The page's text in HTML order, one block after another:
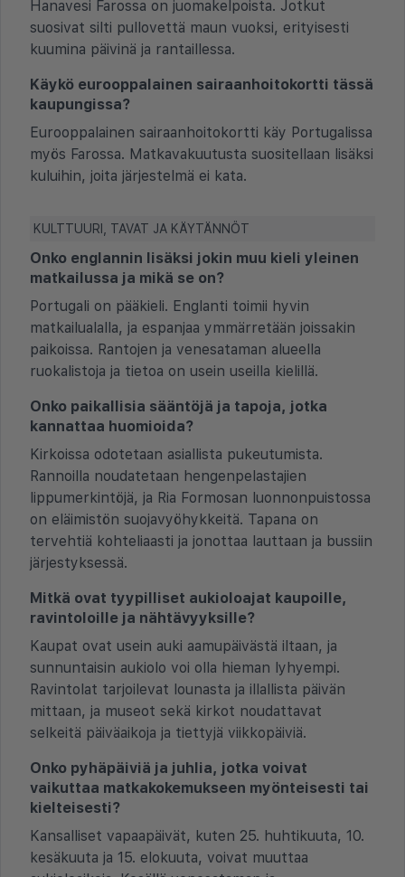
Hanavesi Farossa on juomakelpoista. Jotkut
suosivat silti pullovettä maun vuoksi, erityisesti
kuumina päivinä ja rantaillessa.
Käykö eurooppalainen sairaanhoitokortti tässä
kaupungissa?
Eurooppalainen sairaanhoitokortti käy Portugalissa
myös Farossa. Matkavakuutusta suositellaan lisäksi
kuluihin, joita järjestelmä ei kata.
KULTTUURI, TAVAT JA KÄYTÄNNÖT
Onko englannin lisäksi jokin muu kieli yleinen
matkailussa ja mikä se on?
Portugali on pääkieli. Englanti toimii hyvin
matkailualalla, ja espanjaa ymmärretään joissakin
paikoissa. Rantojen ja venesataman alueella
ruokalistoja ja tietoa on usein useilla kielillä.
Onko paikallisia sääntöjä ja tapoja, jotka
kannattaa huomioida?
Kirkoissa odotetaan asiallista pukeutumista.
Rannoilla noudatetaan hengenpelastajien
lippumerkintöjä, ja Ria Formosan luonnonpuistossa
on eläimistön suojavyöhykkeitä. Tapana on
tervehtiä kohteliaasti ja jonottaa lauttaan ja bussiin
järjestyksessä.
Mitkä ovat tyypilliset aukioloajat kaupoille,
ravintoloille ja nähtävyyksille?
Kaupat ovat usein auki aamupäivästä iltaan, ja
sunnuntaisin aukiolo voi olla hieman lyhyempi.
Ravintolat tarjoilevat lounasta ja illallista päivän
mittaan, ja museot sekä kirkot noudattavat
selkeitä päiväaikoja ja tiettyjä viikkopäiviä.
Onko pyhäpäiviä ja juhlia, jotka voivat
vaikuttaa matkakokemukseen myönteisesti tai
kielteisesti?
Kansalliset vapaapäivät, kuten 25. huhtikuuta, 10.
kesäkuuta ja 15. elokuuta, voivat muuttaa